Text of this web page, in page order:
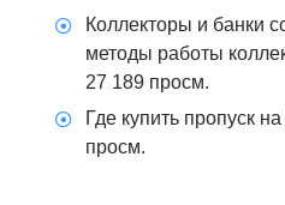
Коллекторы и банки
методы работы
27 189 просм.
Где купить пропуск
просм.